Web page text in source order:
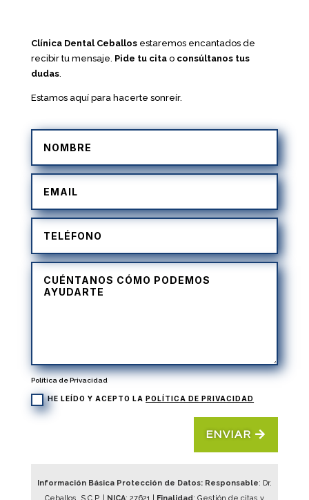
Clínica Dental Ceballosestaremos encantados de
recibir tu mensaje. Pide tu citao consúltanos tus
dudas.
Estamos aquí para hacerte sonreír.
Política de Privacidad
HE LEÍDO Y ACEPTO LA POLÍTICA DE PRIVACIDAD
ENVIAR
Información Básica Protección de Datos: Responsable: Dr.